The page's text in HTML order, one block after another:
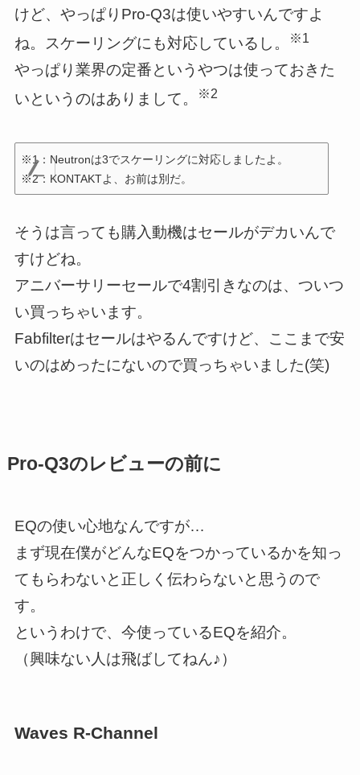
けど、やっぱりPro-Q3は使いやすいんですよ
ね。スケーリングにも対応しているし。
※1
やっぱり業界の定番というやつは使っておきた
いというのはありまして。
※2
※1：Neutronは3でスケーリングに対応しましたよ。
※2：KONTAKTよ、お前は別だ。
そうは言っても購入動機はセールがデカいんで
すけどね。
アニバーサリーセールで4割引きなのは、ついつ
い買っちゃいます。
Fabfilterはセールはやるんですけど、ここまで安
いのはめったにないので買っちゃいました(笑)
Pro-Q3のレビューの前に
EQの使い心地なんですが…
まず現在僕がどんなEQをつかっているかを知っ
てもらわないと正しく伝わらないと思うので
す。
というわけで、今使っているEQを紹介。
（興味ない人は飛ばしてねん♪）
Waves R-Channel